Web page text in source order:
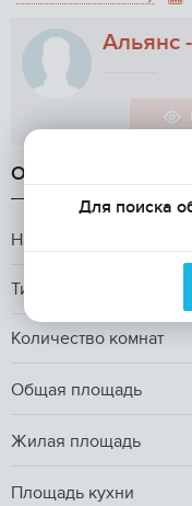
Альянс
ОБЩАЯ
Название ЖК
Тип жилья
Количество комнат
Общая площадь
Жилая площадь
Площадь кухни
Для поиска